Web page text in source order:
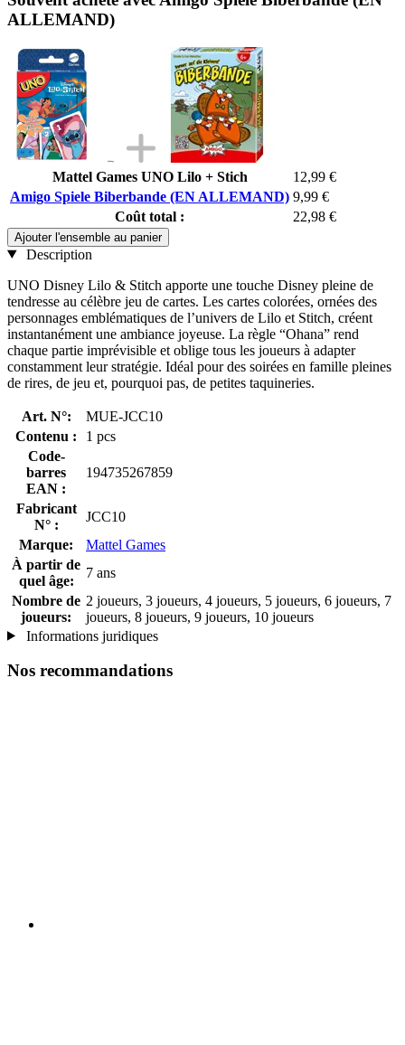
ALLEMAND)
Mattel Games UNO Lilo + Stich
12,99 €
Amigo Spiele Biberbande (EN ALLEMAND) 9,99 €
Coût total :
22,98 €
Ajouter l'ensemble au panier
Description
UNO Disney Lilo & Stitch apporte une touche Disney pleine de
tendresse au célèbre jeu de cartes. Les cartes colorées, ornées des
personnages emblématiques de l’univers de Lilo et Stitch, créent
instantanément une ambiance joyeuse. La règle “Ohana” rend
chaque partie imprévisible et oblige tous les joueurs à adapter
constamment leur stratégie. Idéal pour des soirées en famille pleines
de rires, de jeu et, pourquoi pas, de petites taquineries.
Art. N°:
MUE-JCC10
Contenu :
1 pcs
Code-
barres
EAN :
194735267859
Fabricant
N° :
JCC10
Marque:
Mattel Games
À partir de
quel âge:
7 ans
Nombre de
joueurs:
2 joueurs, 3 joueurs, 4 joueurs, 5 joueurs, 6 joueurs, 7
joueurs, 8 joueurs, 9 joueurs, 10 joueurs
Informations juridiques
Nos recommandations